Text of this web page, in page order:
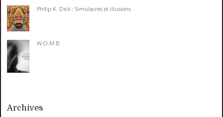
Philip K. Dick : Simulacres et illusions
W.O.M.B
Archives